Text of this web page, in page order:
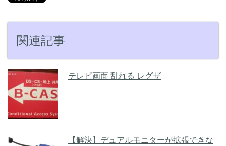
関連記事
テレビ画面 乱れる レグザ
【解決】デュアルモニターが拡張できな